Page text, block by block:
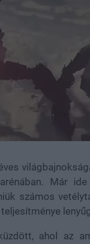
Már
számos
ahol az